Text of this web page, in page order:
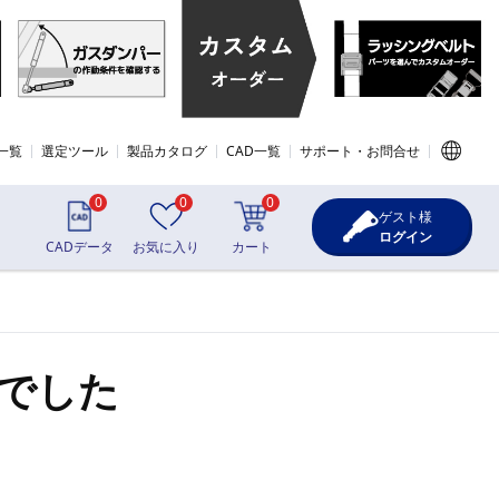
覧 選定ツール 製品カタログ CAD一覧 サポート・お問合せ
0
CADデータ
0
お気に入り
0
カート
ゲスト様
ログイン
した